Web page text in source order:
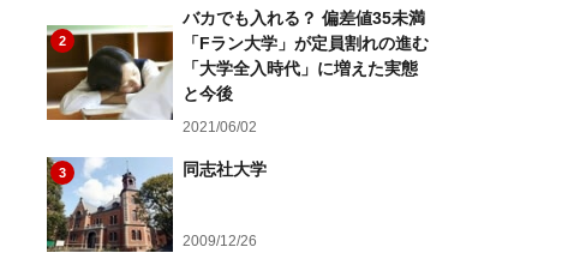
2
バカでも入れる？ 偏差値35未満
「Fラン大学」が定員割れの進む
「大学全入時代」に増えた実態
と今後
2021/06/02
3 同志社大学
2009/12/26